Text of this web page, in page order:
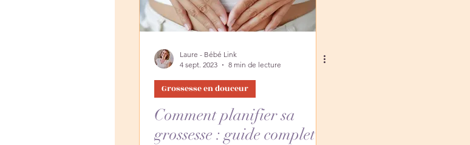
Laure - Bébé Link
4 sept. 2023
8 min de lecture
Grossesse en douceur
Comment planifier sa
grossesse : guide complet